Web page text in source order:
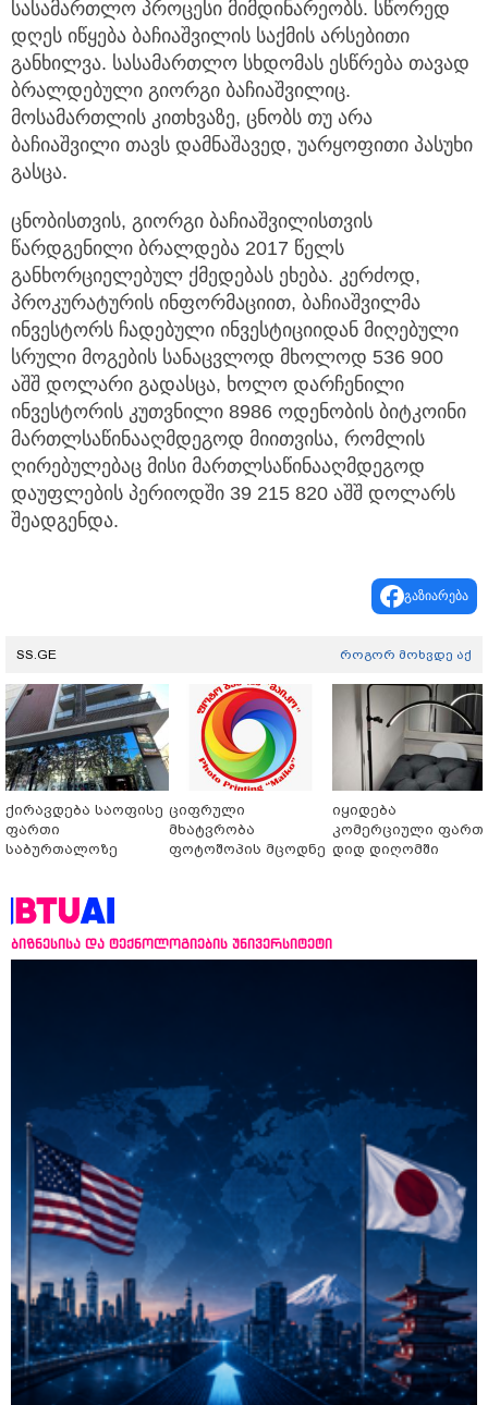
სასამართლო პროცესი მიმდინარეობს. სწორედ
დღეს იწყება ბაჩიაშვილის საქმის არსებითი
განხილვა. სასამართლო სხდომას ესწრება თავად
ბრალდებული გიორგი ბაჩიაშვილიც.
მოსამართლის კითხვაზე, ცნობს თუ არა
ბაჩიაშვილი თავს დამნაშავედ, უარყოფითი პასუხი
გასცა.
ცნობისთვის, გიორგი ბაჩიაშვილისთვის
წარდგენილი ბრალდება 2017 წელს
განხორციელებულ ქმედებას ეხება. კერძოდ,
პროკურატურის ინფორმაციით, ბაჩიაშვილმა
ინვესტორს ჩადებული ინვესტიციიდან მიღებული
სრული მოგების სანაცვლოდ მხოლოდ 536 900
აშშ დოლარი გადასცა, ხოლო დარჩენილი
ინვესტორის კუთვნილი 8986 ოდენობის ბიტკოინი
მართლსაწინააღმდეგოდ მიითვისა, რომლის
ღირებულებაც მისი მართლსაწინააღმდეგოდ
დაუფლების პერიოდში 39 215 820 აშშ დოლარს
შეადგენდა.
გაზიარება
SS.GE როგორ მოხვდე აქ
ქირავდება საოფისე
ფართი
საბურთალოზე
ციფრული
მხატვრობა
ფოტოშოპის მცოდნე
იყიდება
კომერციული
დიდ დიღომში
ბიზნესისა და ტექნოლოგიების უნივერსიტეტი